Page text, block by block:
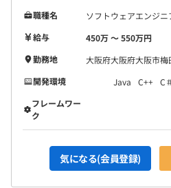
職種名
ソフトウェアエンジニ
給与
450万 〜 550万円
勤務地
大阪府大阪府大阪市梅
開発環境
Java C++ C
フレームワー
ク
気になる(会員登録)